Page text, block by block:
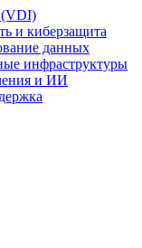
(VDI)
и киберзащита
данных
инфраструктуры
и ИИ